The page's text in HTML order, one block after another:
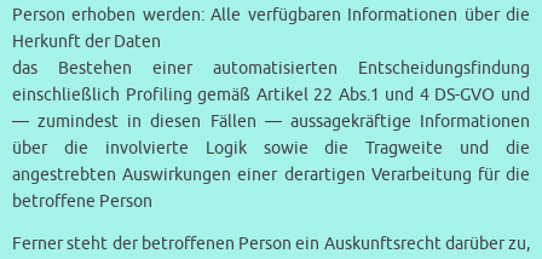
Person erhoben werden: Alle verfügbaren Informationen über die
Herkunft der Daten
das Bestehen einer automatisierten Entscheidungsfindung
einschließlich Profiling gemäß Artikel 22 Abs.1 und 4 DS-GVO und
— zumindest in diesen Fällen — aussagekräftige Informationen
über die involvierte Logik sowie die Tragweite und die
angestrebten Auswirkungen einer derartigen Verarbeitung für die
betroffene Person
Ferner steht der betroffenen Person ein Auskunftsrecht darüber zu,